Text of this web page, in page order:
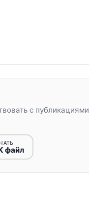
с публикациями
файл